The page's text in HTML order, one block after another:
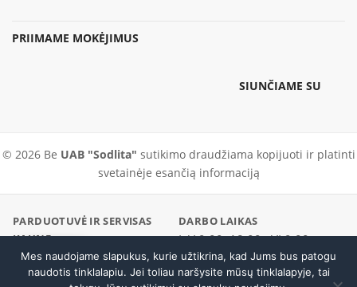
PRIIMAME MOKĖJIMUS
SIUNČIAME SU
© 2026 Be UAB "Sodlita" sutikimo draudžiama kopijuoti ir platinti
svetainėje esančią informaciją
PARDUOTUVĖ IR SERVISAS
KAUNE
Pramonės pr. 23, Kaunas
DARBO LAIKAS
I–V 9:00–18:00 · VI 9:00–
14:00
PARDUOTUVĖ / SERVISAS EL. PARDUOTUVĖ
Skambinti
Mes naudojame slapukus, kurie užtikrina, kad Jums bus patogu
naudotis tinklalapiu. Jei toliau naršysite mūsų tinklalapyje, tai